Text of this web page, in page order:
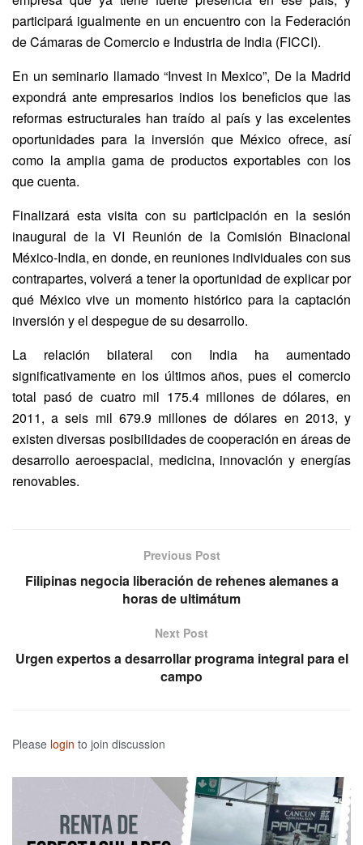
participará igualmente en un encuentro con la Federación
de Cámaras de Comercio e Industria de India (FICCI).
En un seminario llamado “Invest in Mexico”, De la Madrid
expondrá ante empresarios indios los beneficios que las
reformas estructurales han traído al país y las excelentes
oportunidades para la inversión que México ofrece, así
como la amplia gama de productos exportables con los
que cuenta.
Finalizará esta visita con su participación en la sesión
inaugural de la VI Reunión de la Comisión Binacional
México-India, en donde, en reuniones individuales con sus
contrapartes, volverá a tener la oportunidad de explicar por
qué México vive un momento histórico para la captación
inversión y el despegue de su desarrollo.
La relación bilateral con India ha aumentado
significativamente en los últimos años, pues el comercio
total pasó de cuatro mil 175.4 millones de dólares, en
2011, a seis mil 679.9 millones de dólares en 2013, y
existen diversas posibilidades de cooperación en áreas de
desarrollo aeroespacial, medicina, innovación y energías
renovables.
Previous Post
Filipinas negocia liberación de rehenes alemanes a
horas de ultimátum
Next Post
Urgen expertos a desarrollar programa integral para el
campo
Please login to join discussion